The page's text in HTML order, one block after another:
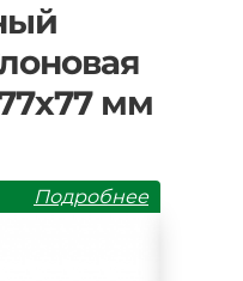
id/normal/ugol-
мм
Подробнее